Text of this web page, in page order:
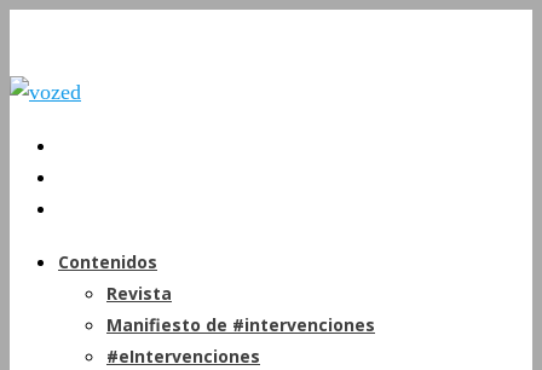
Contenidos
Revista
Manifiesto de #intervenciones
#eIntervenciones